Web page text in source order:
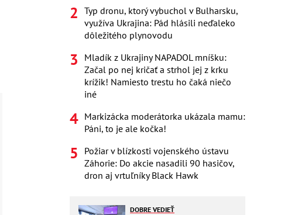
Typ dronu, ktorý vybuchol v Bulharsku,
využíva Ukrajina: Pád hlásili neďaleko
dôležitého plynovodu
Mladík z Ukrajiny NAPADOL mníšku:
Začal po nej kričať a strhol jej z krku
krížik! Namiesto trestu ho čaká niečo
iné
Markizácka moderátorka ukázala mamu:
Páni, to je ale kočka!
Požiar v blízkosti vojenského ústavu
Záhorie: Do akcie nasadili 90 hasičov,
dron aj vrtuľníky Black Hawk
DOBRE VEDIEŤ